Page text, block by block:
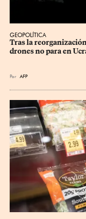
GEOPOLÍTICA
Tras la
drones no para en
Por AFP